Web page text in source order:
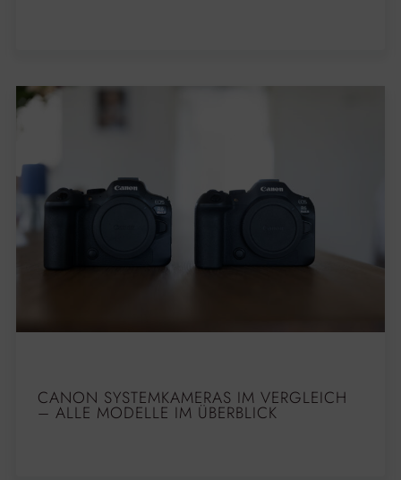
CANON SYSTEMKAMERAS IM VERGLEICH
– ALLE MODELLE IM ÜBERBLICK